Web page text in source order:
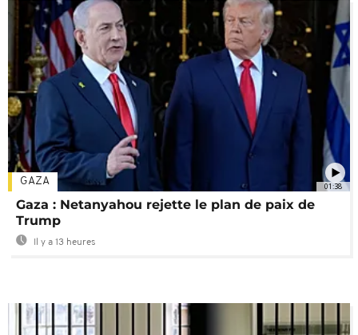
01:38
GAZA
Gaza : Netanyahou rejette le plan de paix de
Trump
Il y a 13 heures